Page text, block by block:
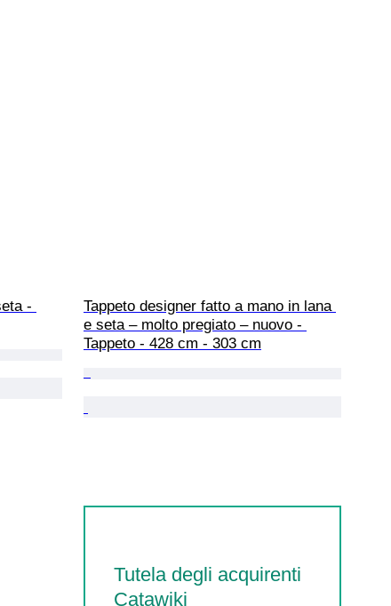
-
Tappeto designer fatto a mano in lana
e seta – molto pregiato – nuovo -
Tappeto - 428 cm - 303 cm
Tutela degli acquirenti
Catawiki